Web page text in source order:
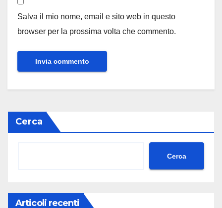
Salva il mio nome, email e sito web in questo
browser per la prossima volta che commento.
Cerca
Cerca
Articoli recenti